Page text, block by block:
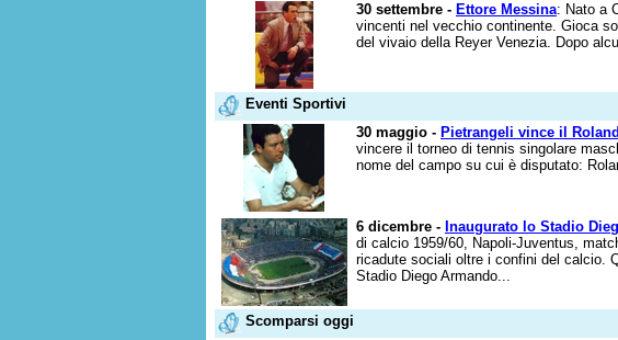
30 settembre - Ettore Messina: Nato a
vincenti nel vecchio continente. Gioca
del vivaio della Reyer Venezia. Dopo
Eventi Sportivi
30 maggio - Pietrangeli vince il
vincere il torneo di tennis singolare
nome del campo su cui è disputato:
6 dicembre - Inaugurato lo Stadio
di calcio 1959/60, Napoli-Juventus,
ricadute sociali oltre i confini del calcio.
Stadio Diego Armando...
Scomparsi oggi